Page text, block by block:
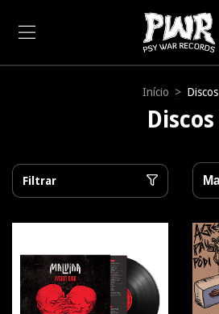
Início > Discos
Discos
Filtrar